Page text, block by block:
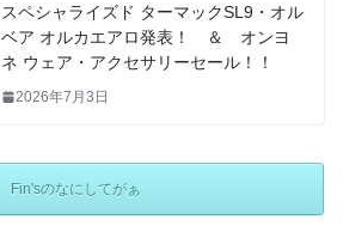
スペシャライズド ターマックSL9・オル
ベア オルカエアロ発表！ ＆ オンヨ
ネ ウェア・アクセサリーセール！！
2026年7月3日
Fin'sのなにしてがぁ